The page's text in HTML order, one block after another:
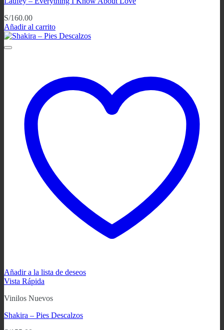
S/160.00
Añadir al carrito
Añadir a la lista de deseos
Vista Rápida
Vinilos Nuevos
Shakira – Pies Descalzos